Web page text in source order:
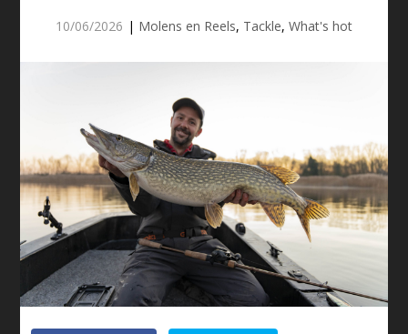
10/06/2026 | Molens en Reels, Tackle, What's hot